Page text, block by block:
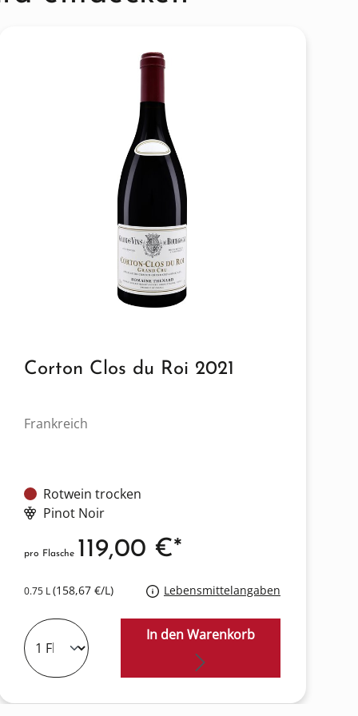
Corton Clos du Roi 2021
Frankreich
Rotwein trocken
Pinot Noir
0.75 L(158,67 €/L) Lebensmittelangaben
pro Flasche 119,00 €*
In den Warenkorb